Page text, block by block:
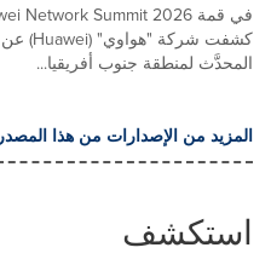
المحدَّث لمنطقة جنوب أفريقيا...
المزيد من الإصدارات من هذا المصدر
استكشف